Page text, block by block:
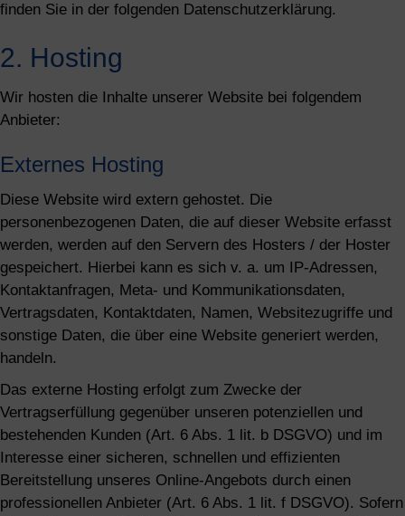
finden Sie in der folgenden Datenschutzerklärung.
2. Hosting
Wir hosten die Inhalte unserer Website bei folgendem
Anbieter:
Externes Hosting
Diese Website wird extern gehostet. Die
personenbezogenen Daten, die auf dieser Website erfasst
werden, werden auf den Servern des Hosters / der Hoster
gespeichert. Hierbei kann es sich v. a. um IP-Adressen,
Kontaktanfragen, Meta- und Kommunikationsdaten,
Vertragsdaten, Kontaktdaten, Namen, Websitezugriffe und
sonstige Daten, die über eine Website generiert werden,
handeln.
Das externe Hosting erfolgt zum Zwecke der
Vertragserfüllung gegenüber unseren potenziellen und
bestehenden Kunden (Art. 6 Abs. 1 lit. b DSGVO) und im
Interesse einer sicheren, schnellen und effizienten
Bereitstellung unseres Online-Angebots durch einen
professionellen Anbieter (Art. 6 Abs. 1 lit. f DSGVO). Sofern